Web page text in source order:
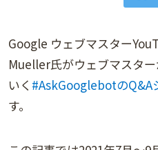
Google ウェブマスター
Mueller氏がウェブマスタ
いく #AskGooglebotのQ&A
す。